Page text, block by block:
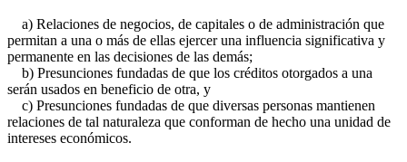
a) Relaciones de negocios, de capitales o de administración que
permitan a una o más de ellas ejercer una influencia significativa y
permanente en las decisiones de las demás;
b) Presunciones fundadas de que los créditos otorgados a una
serán usados en beneficio de otra, y
c) Presunciones fundadas de que diversas personas mantienen
relaciones de tal naturaleza que conforman de hecho una unidad de
intereses económicos.